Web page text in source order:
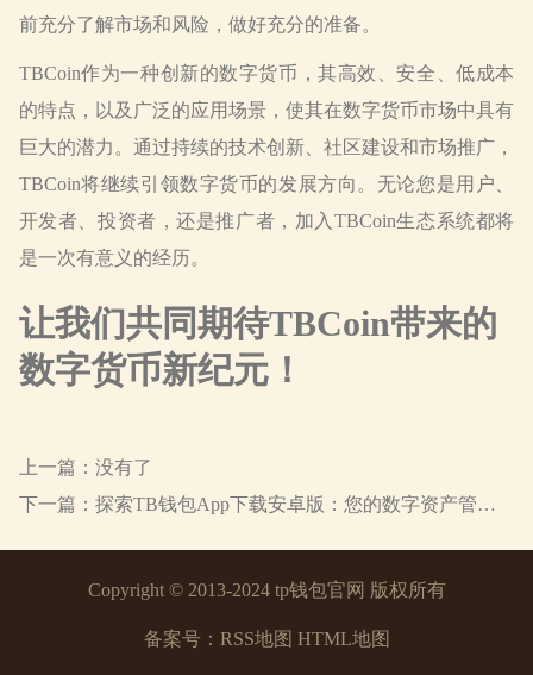
前充分了解市场和风险，做好充分的准备。
TBCoin作为一种创新的数字货币，其高效、安全、低成本
的特点，以及广泛的应用场景，使其在数字货币市场中具有
巨大的潜力。通过持续的技术创新、社区建设和市场推广，
TBCoin将继续引领数字货币的发展方向。无论您是用户、
开发者、投资者，还是推广者，加入TBCoin生态系统都将
是一次有意义的经历。
让我们共同期待TBCoin带来的
数字货币新纪元！
上一篇：没有了
下一篇： 探索TB钱包App下载安卓版：您的数字资产管理新起点
Copyright © 2013-2024 tp钱包官网 版权所有
备案号： RSS地图 HTML地图